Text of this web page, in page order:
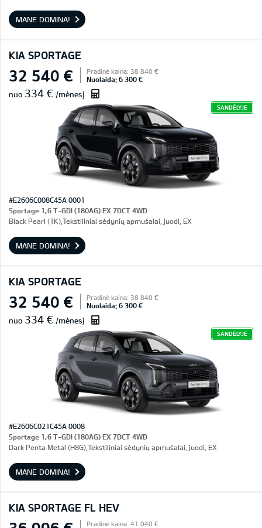
MANE DOMINA!
KIA SPORTAGE
32 540 € Pradinė kaina: 38 840 €
Nuolaida: 6 300 €
nuo 334 € /mėnesį
SANDĖLYJE
#E2606C008C45A 0001
Sportage 1,6 T-GDI (180AG) EX 7DCT 4WD
Black Pearl (1K),Tekstiliniai sėdynių apmušalai, juodi, EX
MANE DOMINA!
KIA SPORTAGE
32 540 € Pradinė kaina: 38 840 €
Nuolaida: 6 300 €
nuo 334 € /mėnesį
SANDĖLYJE
#E2606C021C45A 0008
Sportage 1,6 T-GDI (180AG) EX 7DCT 4WD
Dark Penta Metal (H8G),Tekstiliniai sėdynių apmušalai, juodi, EX
MANE DOMINA!
KIA SPORTAGE FL HEV
Pradinė kaina: 41 040 €